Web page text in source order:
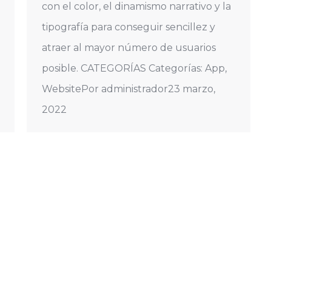
con el color, el dinamismo narrativo y la
tipografía para conseguir sencillez y
atraer al mayor número de usuarios
posible. CATEGORÍAS Categorías: App,
WebsitePor administrador23 marzo,
2022